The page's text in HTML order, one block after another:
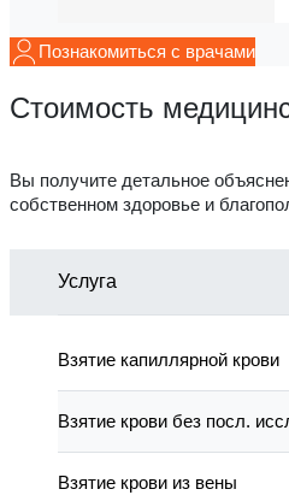
Познакомиться с врачами
Стоимость
Вы получите детальное
собственном здоровье и
Услуга
Взятие капиллярной крови
Взятие крови без посл.
Взятие крови из вены